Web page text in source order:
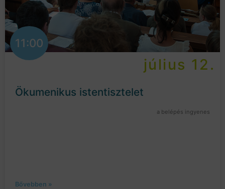
11:00
július 12.
Ökumenikus istentisztelet
a belépés ingyenes
Bővebben »